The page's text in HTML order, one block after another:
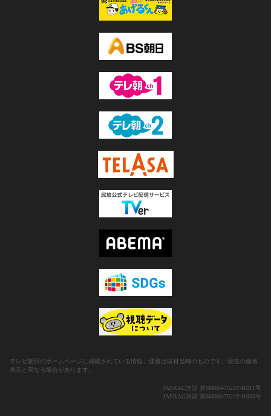
テレビ朝日のホームページに掲載されている情報、価格は取材当時のものです。現在の価格
表示と異なる場合があります。
JASRAC許諾 第6688647023Y41011号
JASRAC許諾 第6688647024Y41005号